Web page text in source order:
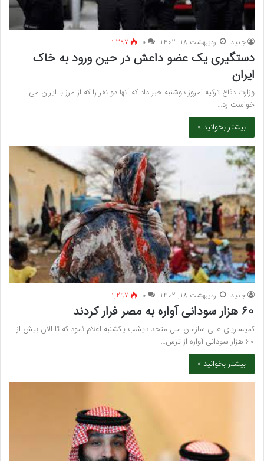
جدید اردیبهشت 18, 1402 ۰ 1,397
دستگیری یک عضو داعش در حین ورود به خاک
ایران
وزارت دفاع ترکیه امروز دوشنبه خبر داد که آنها دو نفر را که از مرز با ایران می
خواست رد…
بیشتر بخوانید »
جدید اردیبهشت 18, 1402 ۰ 1,297
60 هزار سودانی آواره به مصر فرار کردند
کمیساریای عالی سازمان ملل متحد دیشب یکشنبه اعلام نمود که تا الان بیش از
60 هزار سودانی آواره از ترس…
بیشتر بخوانید »